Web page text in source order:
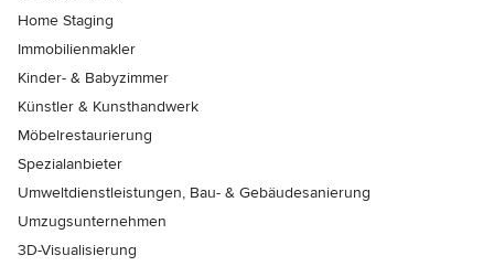
Home Staging
Immobilienmakler
Kinder- & Babyzimmer
Künstler & Kunsthandwerk
Möbelrestaurierung
Spezialanbieter
Umweltdienstleistungen, Bau- & Gebäudesanierung
Umzugsunternehmen
3D-Visualisierung